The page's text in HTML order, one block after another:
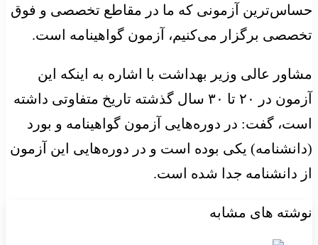
حساس‌ترین آزمونی که ما در مقاطع تخصصی و فوق
تخصصی برگزار می‌کنیم، آزمون گواهینامه است.
مشاور عالی وزیر بهداشت با اشاره به اینکه این
آزمون در ۲۰ تا ۳۰ سال گذشته تاریخ متفاوتی داشته
است، گفت: در دوره‌هایی آزمون گواهینامه و بورد
(دانشنامه) یکی بوده است و در دوره‌هایی این آزمون
از دانشنامه جدا شده است.
نوشته های مشابه